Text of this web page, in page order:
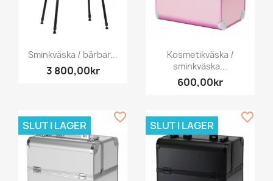
Sminkväska / bärbar...
3 800,00kr
Kosmetikväska /
sminkväska...
600,00kr
SLUT I LAGER
favorite_border
SLUT I LAGER
favorite_border